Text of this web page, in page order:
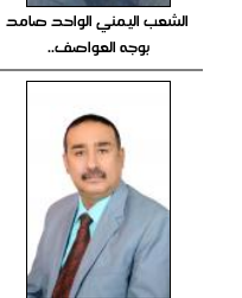
الشعب اليمني الواحد صامد
بوجه العواصف..